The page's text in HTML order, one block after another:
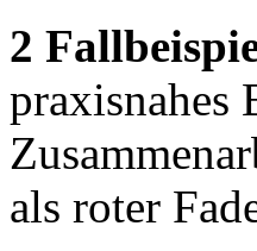
2
praxisnahes
als roter